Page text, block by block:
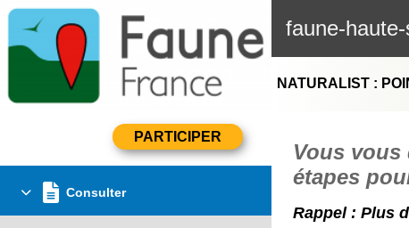
faune-
Consulter
NATURALIST :
Vous vous
étapes
Rappel : Plus